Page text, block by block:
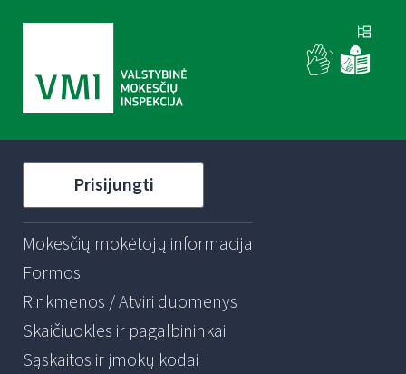
Prisijungti
Mokesčių mokėtojų informacija
Formos
Rinkmenos / Atviri duomenys
Skaičiuoklės ir pagalbininkai
Sąskaitos ir įmokų kodai